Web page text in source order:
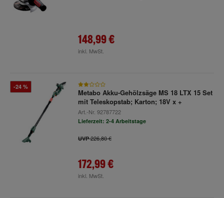
148,99 €
inkl. MwSt.
-24 %
Metabo Akku-Gehölzsäge MS 18 LTX 15 Set
mit Teleskopstab; Karton; 18V x +
Art.-Nr. 92787722
Lieferzeit: 2-4 Arbeitstage
UVP226,80 €
172,99 €
inkl. MwSt.